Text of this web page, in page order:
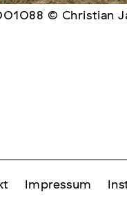
© Christian
Impressum